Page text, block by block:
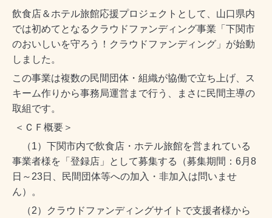
飲食店＆ホテル旅館応援プロジェクトとして、山口県内
では初めてとなるクラウドファンディング事業「下関市
のおいしいを守ろう！クラウドファンディング」が始動
しました。
この事業は複数の民間団体・組織が協働で立ち上げ、ス
キーム作りから事務局運営まで行う、まさに民間主導の
取組です。
＜ＣＦ概要＞
（1）下関市内で飲食店・ホテル旅館を営まれている
事業者様を「登録店」として募集する（募集期間：6月8
日～23日、民間団体等への加入・非加入は問いませ
ん）。
（2）クラウドファンディングサイトで支援者様から